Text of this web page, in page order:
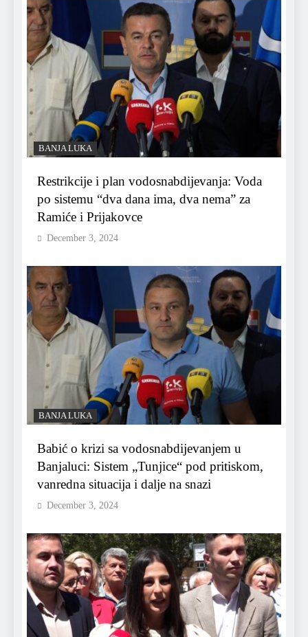
BANJA LUKA
Restrikcije i plan vodosnabdijevanja: Voda
po sistemu “dva dana ima, dva nema” za
Ramiće i Prijakovce
December 3, 2024
BANJA LUKA
Babić o krizi sa vodosnabdijevanjem u
Banjaluci: Sistem „Tunjice“ pod pritiskom,
vanredna situacija i dalje na snazi
December 3, 2024